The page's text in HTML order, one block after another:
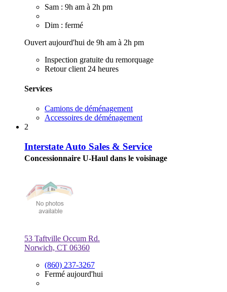
Sam : 9h am à 2h pm
Dim : fermé
Ouvert aujourd'hui de 9h am à 2h pm
Inspection gratuite du remorquage
Retour client 24 heures
Services
Camions de déménagement
Accessoires de déménagement
2
Interstate Auto Sales & Service
Concessionnaire U-Haul dans le voisinage
53 Taftville Occum Rd.
Norwich, CT 06360
(860) 237-3267
Fermé aujourd'hui